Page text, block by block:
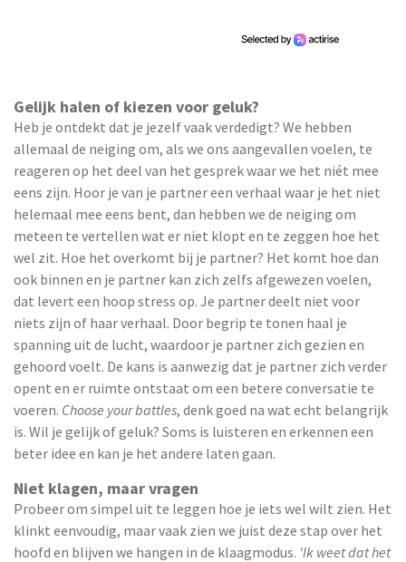
Gelijk halen of kiezen voor geluk?
Heb je ontdekt dat je jezelf vaak verdedigt? We hebben
allemaal de neiging om, als we ons aangevallen voelen, te
reageren op het deel van het gesprek waar we het niét mee
eens zijn. Hoor je van je partner een verhaal waar je het niet
helemaal mee eens bent, dan hebben we de neiging om
meteen te vertellen wat er niet klopt en te zeggen hoe het
wel zit. Hoe het overkomt bij je partner? Het komt hoe dan
ook binnen en je partner kan zich zelfs afgewezen voelen,
dat levert een hoop stress op. Je partner deelt niet voor
niets zijn of haar verhaal. Door begrip te tonen haal je
spanning uit de lucht, waardoor je partner zich gezien en
gehoord voelt. De kans is aanwezig dat je partner zich verder
opent en er ruimte ontstaat om een betere conversatie te
voeren. Choose your battles, denk goed na wat echt belangrijk
is. Wil je gelijk of geluk? Soms is luisteren en erkennen een
beter idee en kan je het andere laten gaan.
Niet klagen, maar vragen
Probeer om simpel uit te leggen hoe je iets wel wilt zien. Het
klinkt eenvoudig, maar vaak zien we juist deze stap over het
hoofd en blijven we hangen in de klaagmodus. 'Ik weet dat het